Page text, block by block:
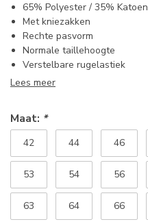
65% Polyester / 35% Katoen
Met kniezakken
Rechte pasvorm
Normale taillehoogte
Verstelbare rugelastiek
Lees meer
Maat: *
42 44 46
53 54 56
63 64 66